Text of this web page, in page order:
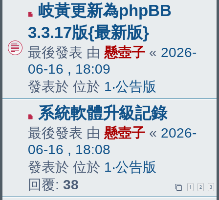
有
新
文
章
岐黃更新為phpBB
3.3.17版{最新版}
最後發表 由 懸壺子 « 2026-
06-16 , 18:09
發表於 位於 1‧公告版
有
新
文
章
系統軟體升級記錄
最後發表 由 懸壺子 « 2026-
06-16 , 18:08
發表於 位於 1‧公告版
回覆: 38 1 2 3